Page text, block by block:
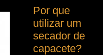
Por que
utilizar um
secador de
capacete?